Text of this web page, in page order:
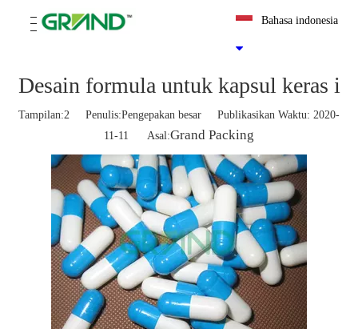
Bahasa indonesia
Desain formula untuk kapsul keras i
Tampilan:2 Penulis:Pengepakan besar Publikasikan Waktu: 2020-
11-11 Asal:Grand Packing